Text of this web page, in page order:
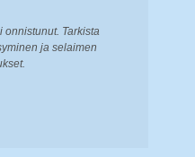
Tarkista
ja selaimen